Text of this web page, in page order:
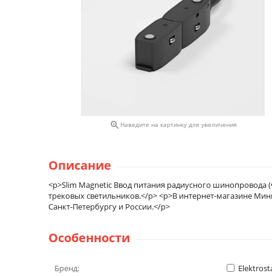
 Наведите на картинку для увеличения
Описание
<p>Slim Magnetic Ввод питания радиусного
трековых светильников.</p> <p>В интернет-магазине
Санкт-Петербургу и России.</p>
Особенности
Бренд: